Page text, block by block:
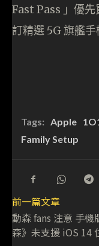
Fast Pass 」優
訂精選 5G 旗艦
Tags: Apple
Family Setup
前一篇文章
動森 fans 注意 手機
森》未支援 iOS 14